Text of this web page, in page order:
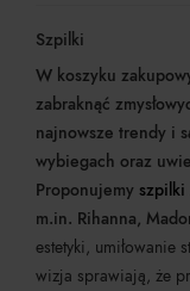
Szpilki
W koszyku
zabraknąć
najnowsze trendy i
wybiegach oraz
Proponujemy szpilki
m.in. Rihanna,
estetyki, umiłowanie
wizja sprawiają, że